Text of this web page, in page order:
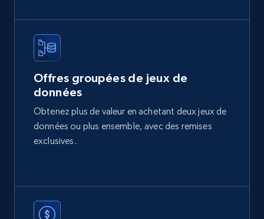
2.1K+
Etsy
URL, Product id, Listing inventory id, Title, Rating,
Reviews count shop, Reviews count item, Initial
price, and more.
1.9K+
Offres groupées de jeux de
données
Obtenez plus de valeur en achetant deux jeux de
données ou plus ensemble, avec des remises
exclusives.